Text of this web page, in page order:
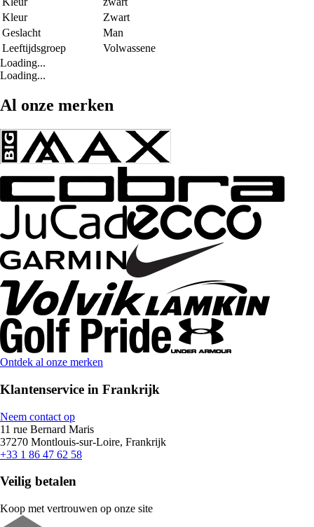
Kleur
Zwart
Geslacht
Man
Leeftijdsgroep
Volwassene
Loading...
Loading...
Al onze merken
Ontdek al onze merken
Klantenservice in Frankrijk
Neem contact op
11 rue Bernard Maris
37270 Montlouis-sur-Loire, Frankrijk
+33 1 86 47 62 58
Veilig betalen
Koop met vertrouwen op onze site